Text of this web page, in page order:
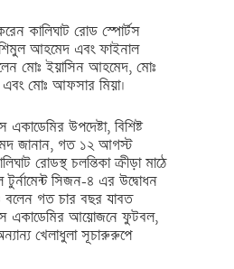
কালিঘাট রোড স্পোর্টস
আহমেদ এবং ফাইনাল
মোঃ ইয়াসিন আহমেদ, মোঃ
মোঃ আফসার মিয়া।
উপদেষ্টা, বিশিষ্ট
জানান, গত ১২ আগস্ট
রোডস্থ চলন্তিকা ক্রীড়া মাঠে
সিজন-৪ এর উদ্বোধন
গত চার বছর যাবত
একাডেমির আয়োজনে ফুটবল,
খেলাধুলা সূচারুরুপে